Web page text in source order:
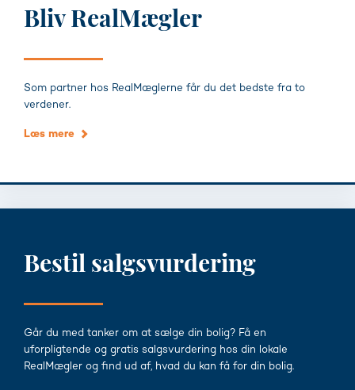
Bliv RealMægler
Som partner hos RealMæglerne får du det bedste fra to
verdener.
Læs mere
Bestil salgsvurdering
Går du med tanker om at sælge din bolig? Få en
uforpligtende og gratis salgsvurdering hos din lokale
RealMægler og find ud af, hvad du kan få for din bolig.